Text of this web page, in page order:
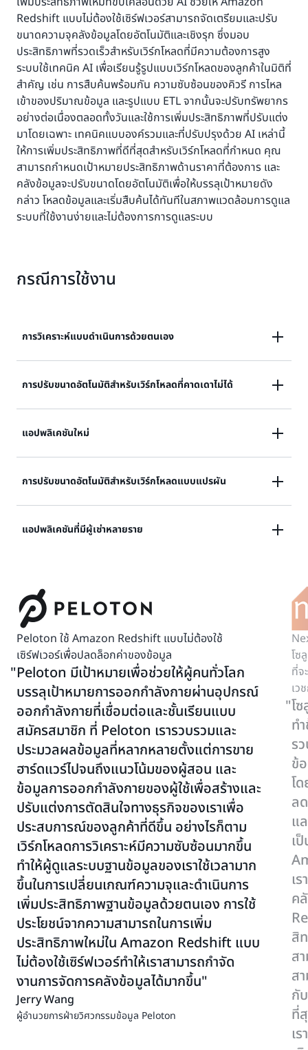
Redshift แบบไม่ต้องใช้เซิร์ฟเวอร์สามารถจัดเตรียมและปรับ
ขนาดความจุคลังข้อมูลโดยอัตโนมัติและเชิงรุก ซึ่งมอบ
ประสิทธิภาพที่รวดเร็วสําหรับเวิร์กโหลดที่มีความต้องการสูง
ระบบใช้เทคนิค AI เพื่อเรียนรู้รูปแบบเวิร์กโหลดของลูกค้าในมิติที่
สําคัญ เช่น การสืบค้นพร้อมกัน ความซับซ้อนของคิวรี การไหล
เข้าของปริมาณข้อมูล และรูปแบบ ETL จากนั้นจะปรับทรัพยากร
อย่างต่อเนื่องตลอดทั้งวันและใช้การเพิ่มประสิทธิภาพที่ปรับแต่ง
มาโดยเฉพาะ เทคนิคแบบองค์รวมและที่ปรับปรุงด้วย AI เหล่านี้
ให้การเพิ่มประสิทธิภาพที่ดีที่สุดสําหรับเวิร์กโหลดที่กําหนด คุณ
สามารถกําหนดเป้าหมายประสิทธิภาพด้านราคาที่ต้องการ และ
คลังข้อมูลจะปรับขนาดโดยอัตโนมัติเพื่อให้บรรลุเป้าหมายดัง
กล่าว โหลดข้อมูลและเริ่มสืบค้นได้ทันทีในสภาพแวดล้อมการดูแล
ระบบที่ใช้งานง่ายและไม่ต้องการการดูแลระบบ
กรณีการใช้งาน
การวิเคราะห์แบบดำเนินการด้วยตนเอง
ทำการวิเคราะห์ What If, การคัดแยกสิ่งผิดปกติ และการ
การปรับขนาดอัตโนมัติสําหรับเวิร์กโหลดที่คาดเดาไม่ได้
ไม่ต้องเสียเวลากําหนดความสามารถในการประมวลผลและ
ของกิจกรรมที่เกี่ยวข้องกับการสืบค้นที่ซับซ้อนและคาดเดา
แอปพลิเคชันใหม่
ไม่แน่ใจว่าจะปรับขนาดคลังข้อมูลของคุณอย่างไรเมื่อปรับ
และคลังข้อมูลจะมีขนาดตามความต้องการของเวิร์กโหลด
การปรับขนาดอัตโนมัติสําหรับเวิร์กโหลดแบบแปรผัน
มีแอปพลิเคชันที่มีความแปรปรวนสูงในการใช้งานหรือไม่
ค่าใช้จ่ายที่มากเกินไป ปัญหาด้านประสิทธิภาพ และ
ประสบการณ์การใช้งานที่ไม่ดี
แอปพลิเคชันที่มีผู้เช่าหลายราย
ช่วงเวลาที่ยุ่งและไม่ได้ใช้งานต่างกัน โดยเฉพาะขึ้นอยู่กับ
ช่วงเวลาของวัน ปี กิจกรรมส่งเสริมการขายและอื่น ๆ
สถาปนิกจะใช้
จุกว้าง เวิร์กกรุ๊ปใด ๆ สามารถปรับขยายขนาดได้อย่าง
รวดเร็วเพื่อรองรับช่วงเวลาของกิจกรรมสูง
Peloton ใช้ Amazon Redshift แบบไม่ต้องใช้
เซิร์ฟเวอร์เพื่อปลดล็อกค่าของข้อมูล
Peloton มีเป้าหมายเพื่อช่วยให้ผู้คนทั่วโลก
บรรลุเป้าหมายการออกกําลังกายผ่านอุปกรณ์
ออกกําลังกายที่เชื่อมต่อและชั้นเรียนแบบ
สมัครสมาชิก ที่ Peloton เรารวบรวมและ
ประมวลผลข้อมูลที่หลากหลายตั้งแต่การขาย
ฮาร์ดแวร์ไปจนถึงแนวโน้มของผู้สอน และ
ข้อมูลการออกกําลังกายของผู้ใช้เพื่อสร้างและ
ปรับแต่งการตัดสินใจทางธุรกิจของเราเพื่อ
ประสบการณ์ของลูกค้าที่ดีขึ้น อย่างไรก็ตาม
เวิร์กโหลดการวิเคราะห์มีความซับซ้อนมากขึ้น
ทําให้ผู้ดูแลระบบฐานข้อมูลของเราใช้เวลามาก
ขึ้นในการเปลี่ยนเกณฑ์ความจุและดําเนินการ
เพิ่มประสิทธิภาพฐานข้อมูลด้วยตนเอง การใช้
ประโยชน์จากความสามารถในการเพิ่ม
ประสิทธิภาพใหม่ใน Amazon Redshift แบบ
ไม่ต้องใช้เซิร์ฟเวอร์ทําให้เราสามารถกําจัด
งานการจัดการคลังข้อมูลได้มากขึ้น
Jerry Wang
ผู้อํานวยการฝ่ายวิศวกรรมข้อมูล Peloton
โซ
ที่จ
เว
โ
ท
ร
ข้
โ
ล
แ
เ
เ
ค
สิ
ส
ส
กั
ที่
เ